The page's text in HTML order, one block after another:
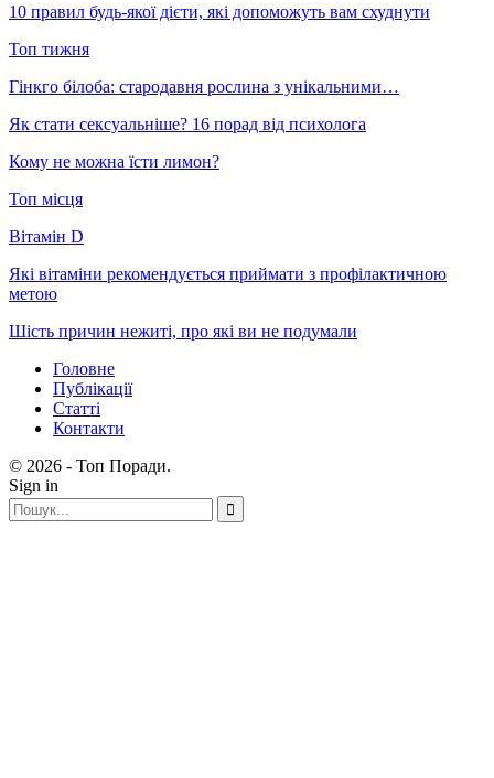
10 правил будь-якої дієти, які допоможуть вам схуднути
Топ тижня
Гінкго білоба: стародавня рослина з унікальними…
Як стати сексуальніше? 16 порад від психолога
Кому не можна їсти лимон?
Топ місця
Вітамін D
Які вітаміни рекомендується приймати з профілактичною
метою
Шість причин нежиті, про які ви не подумали
Головне
Публікації
Статті
Контакти
© 2026 - Топ Поради.
Sign in